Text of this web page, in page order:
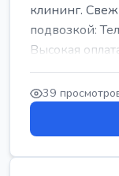
клининг.
подвозкой:
Высокая
...
39